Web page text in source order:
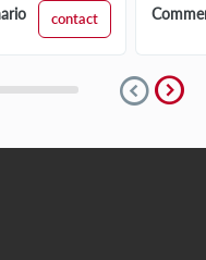
contact
expand_circle_downexpand_circle_right